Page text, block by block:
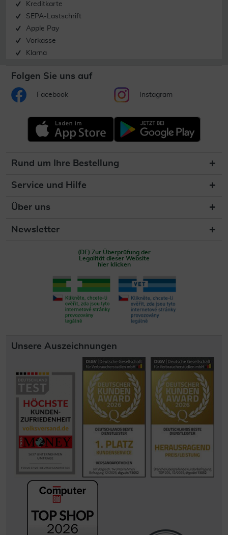
Kreditkarte
SEPA-Lastschrift
Apple Pay
Vorkasse
Klarna
Folgen Sie uns auf
Facebook Instagram
Rund um Ihre Bestellung
Service und Hilfe
Über uns
Newsletter
(DE) Zur Überprüfung der
Legalität dieser Website
hier klicken
Unsere Auszeichnungen